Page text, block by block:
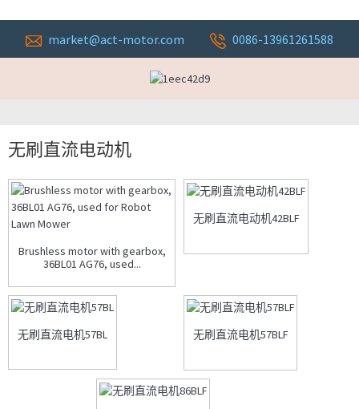
market@act-motor.com 0086-13961261588
无刷直流电动机
Brushless motor with gearbox,
36BL01 AG76, used...
无刷直流电动机42BLF
无刷直流电机57BL 无刷直流电机57BLF